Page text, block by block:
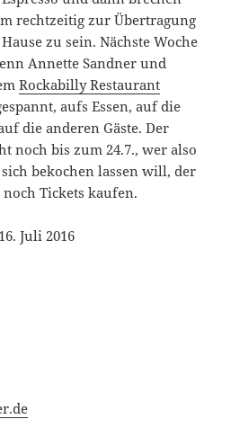
rechtzeitig zur Übertragung
zu sein. Nächste Woche
Annette Sandner und
Rockabilly Restaurant
aufs Essen, auf die
die anderen Gäste. Der
noch bis zum 24.7., wer also
bekochen lassen will, der
Tickets kaufen.